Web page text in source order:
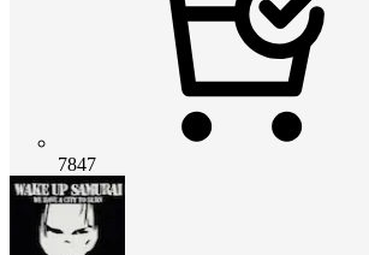
7847